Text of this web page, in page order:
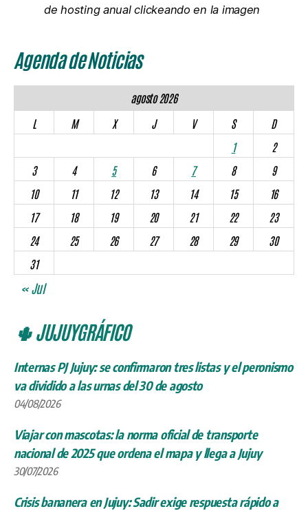
de hosting anual clickeando en la imagen
Agenda de Noticias
agosto 2026
L
M X J V S
D
1
2
3
4 5 6 7 8
9
10
11 12 13 14 15
16
17
18 19 20 21 22
23
24
25 26 27 28 29
30
31
« Jul
🌵 JUJUYGRÁFICO
Internas PJ Jujuy: se confirmaron tres listas y el peronismo
va dividido a las urnas del 30 de agosto
04/08/2026
Viajar con mascotas: la norma oficial de transporte
nacional de 2025 que ordena el mapa y llega a Jujuy
30/07/2026
Crisis bananera en Jujuy: Sadir exige respuesta rápido a